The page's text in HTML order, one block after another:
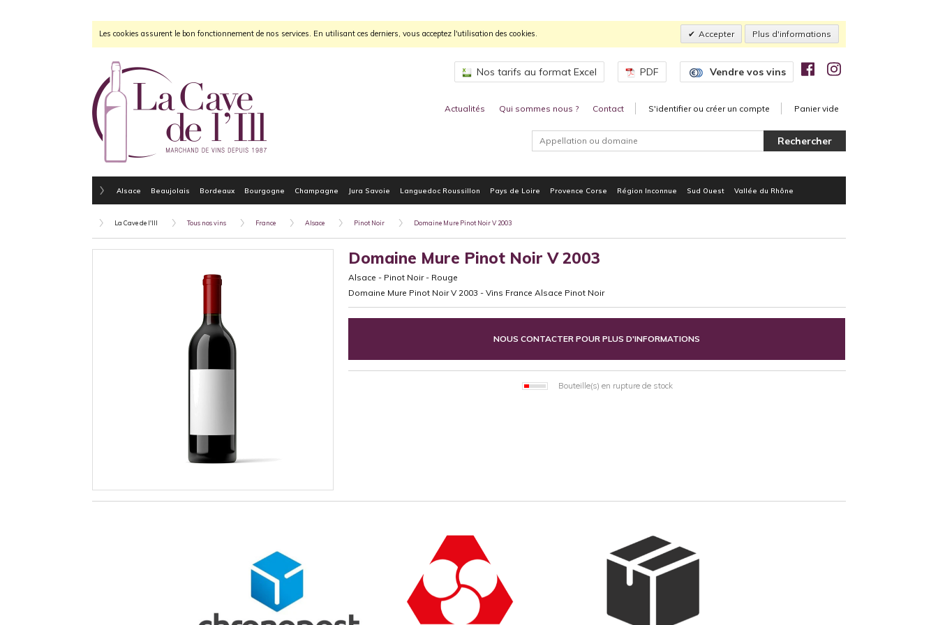
Les cookies assurent le bon fonctionnement de nos services. En utilisant ces derniers, vous acceptez l'utilisation des cookies. Accepter Plus d'informations
Nos tarifs au format Excel PDF Vendre vos vins
Actualités Qui sommes nous ? Contact S'identifier ou créer un compte Panier vide
Alsace Beaujolais Bordeaux Bourgogne Champagne Jura Savoie Languedoc Roussillon Pays de Loire Provence Corse Région Inconnue Sud Ouest Vallée du Rhône
La Cave de l'Ill Tous nos vins France Alsace Pinot Noir Domaine Mure Pinot Noir V 2003
Domaine Mure Pinot Noir V 2003
Alsace - Pinot Noir- Rouge
Domaine Mure Pinot Noir V 2003 - Vins France Alsace Pinot Noir
NOUS CONTACTER POUR PLUS D'INFORMATIONS
Bouteille(s) en rupture de stock